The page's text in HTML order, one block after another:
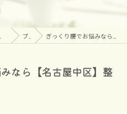
ブログ ぎっくり腰でお悩みなら【名古屋中区】整体サロンリーラ
なら【名古屋中区】整